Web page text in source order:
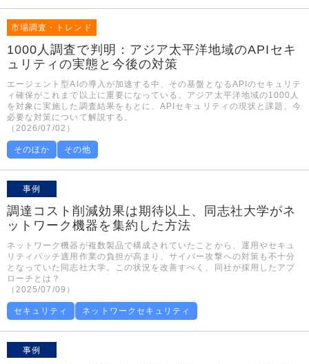
市場調査・トレンド
1000人調査で判明：アジア太平洋地域のAPIセキ
ュリティの実態と今後の対策
エージェント型AIの導入が加速する中、その基盤となるAPIのセキュリテ
ィ確保がこれまで以上に重要になっている。アジア太平洋地域の1000人
を対象に実施した調査結果をもとに、APIセキュリティの現状と課題、今
必要な対策について解説する。
（2026/07/02）
そのほか その他
事例
調達コスト削減効果は期待以上、同志社大学がネ
ットワーク機器を集約した方法
ネットワーク機器が複数製品で構成されていたことから、運用やセキュ
リティパッチ適用作業の負担が高まり、サイバー攻撃への対策も不十分
となっていた同志社大学。この状況を改善すべく、同社が採用したアプ
ローチとは？
（2025/07/09）
セキュリティ ネットワークセキュリティ
事例